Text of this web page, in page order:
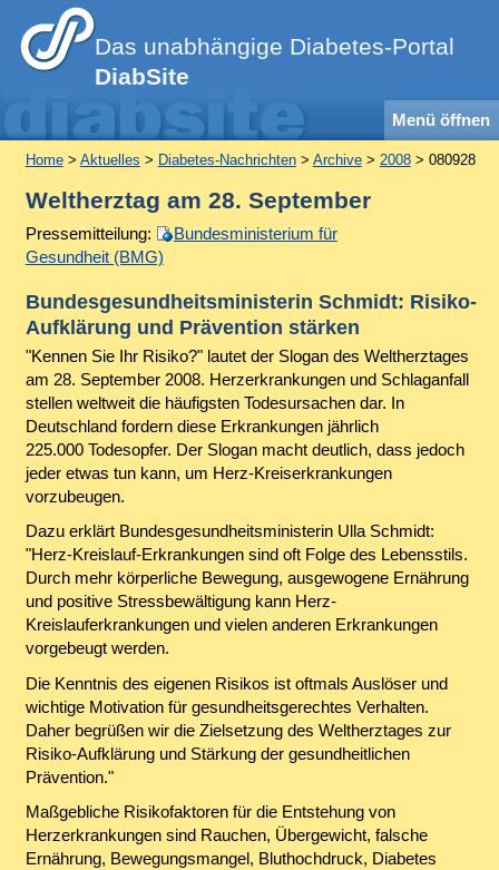
Das unabhängige Diabetes-Portal
DiabSite
Menü öffnen
Home> Aktuelles > Diabetes-Nachrichten> Archive> 2008> 080928
Weltherztag am 28. September
Pressemitteilung:
Bundesministerium für
Gesundheit (BMG)
Bundesgesundheitsministerin Schmidt: Risiko-
Aufklärung und Prävention stärken
"Kennen Sie Ihr Risiko?" lautet der Slogan des Weltherztages
am 28. September 2008. Herzerkrankungen und Schlaganfall
stellen weltweit die häufigsten Todesursachen dar. In
Deutschland fordern diese Erkrankungen jährlich
225.000 Todesopfer. Der Slogan macht deutlich, dass jedoch
jeder etwas tun kann, um Herz-Kreiserkrankungen
vorzubeugen.
Dazu erklärt Bundesgesundheitsministerin Ulla Schmidt:
"Herz-Kreislauf-Erkrankungen sind oft Folge des Lebensstils.
Durch mehr körperliche Bewegung, ausgewogene Ernährung
und positive Stressbewältigung kann Herz-
Kreislauferkrankungen und vielen anderen Erkrankungen
vorgebeugt werden.
Die Kenntnis des eigenen Risikos ist oftmals Auslöser und
wichtige Motivation für gesundheitsgerechtes Verhalten.
Daher begrüßen wir die Zielsetzung des Weltherztages zur
Risiko-Aufklärung und Stärkung der gesundheitlichen
Prävention."
Maßgebliche Risikofaktoren für die Entstehung von
Herzerkrankungen sind Rauchen, Übergewicht, falsche
Ernährung, Bewegungsmangel, Bluthochdruck, Diabetes